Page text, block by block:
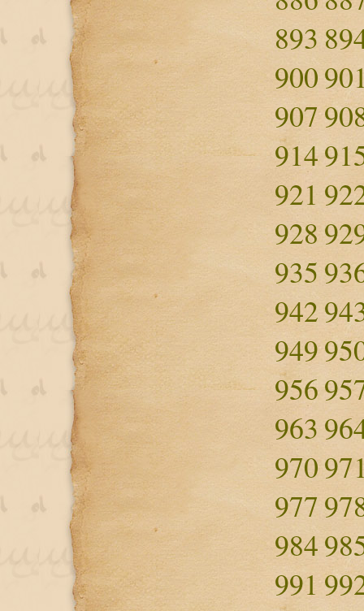
893
900
907
914
921
928
935
942
949
956
963
970
977
984
991